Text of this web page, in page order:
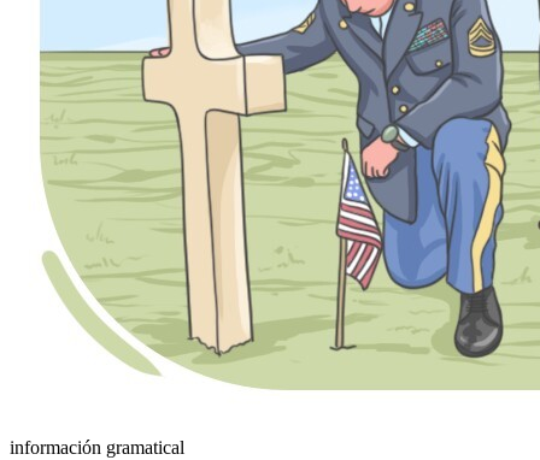
información gramatical